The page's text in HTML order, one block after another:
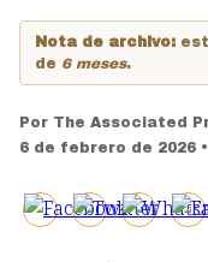
Nota de archivo:
de 6 meses.
Por The Associated
6 de febrero de 2026